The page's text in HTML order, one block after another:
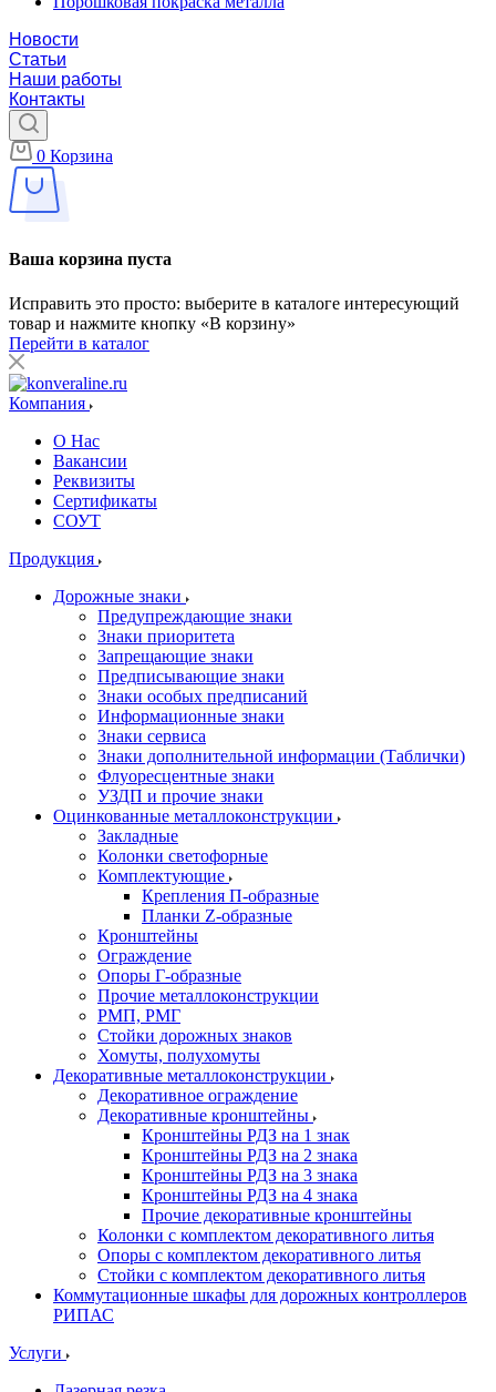
Новости
Статьи
Наши работы
Контакты
0 Корзина
Ваша корзина пуста
Исправить это просто: выберите в каталоге интересующий
товар и нажмите кнопку «В корзину»
Перейти в каталог
Компания
О Нас
Вакансии
Реквизиты
Сертификаты
СОУТ
Продукция
Дорожные знаки
Предупреждающие знаки
Знаки приоритета
Запрещающие знаки
Предписывающие знаки
Знаки особых предписаний
Информационные знаки
Знаки сервиса
Знаки дополнительной информации (Таблички)
Флуоресцентные знаки
УЗДП и прочие знаки
Оцинкованные металлоконструкции
Закладные
Колонки светофорные
Комплектующие
Крепления П-образные
Планки Z-образные
Кронштейны
Ограждение
Опоры Г-образные
Прочие металлоконструкции
РМП, РМГ
Стойки дорожных знаков
Хомуты, полухомуты
Декоративные металлоконструкции
Декоративное ограждение
Декоративные кронштейны
Кронштейны РДЗ на 1 знак
Кронштейны РДЗ на 2 знака
Кронштейны РДЗ на 3 знака
Кронштейны РДЗ на 4 знака
Прочие декоративные кронштейны
Колонки с комплектом декоративного литья
Опоры с комплектом декоративного литья
Стойки с комплектом декоративного литья
Коммутационные шкафы для дорожных контроллеров
РИПАС
Услуги